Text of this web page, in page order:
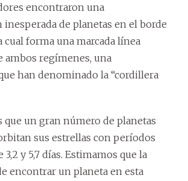
encontraron una
de planetas en el borde
cual forma una marcada línea
ambos regímenes, una
han denominado la “cordillera
que un gran número de planetas
sus estrellas con períodos
y 5,7 días. Estimamos que la
encontrar un planeta en esta